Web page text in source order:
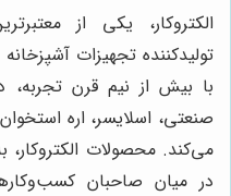
الکتروکار، یکی از
تولیدکننده تجهیزات
با بیش از نیم قرن تجربه،
صنعتی، اسلایسر، اره
می‌کند. محصولات الکتروکار،
در میان صاحبان